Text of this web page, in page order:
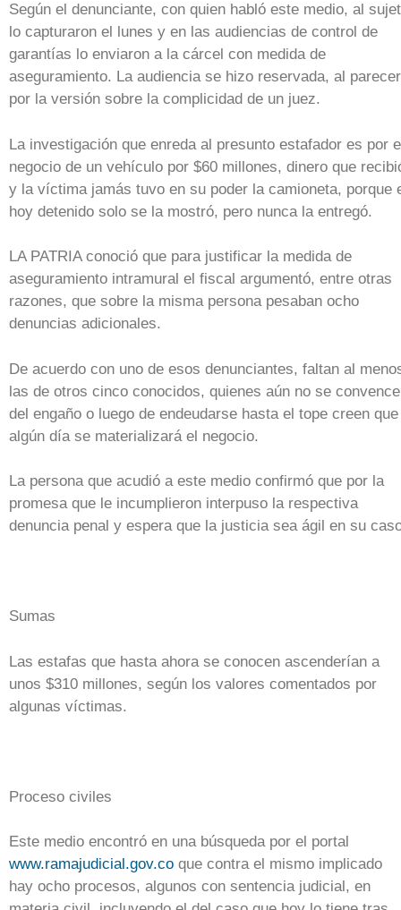
Según el denunciante, con quien habló este medio, al
lo capturaron el lunes y en las audiencias de control de
garantías lo enviaron a la cárcel con medida de
aseguramiento. La audiencia se hizo reservada, al parecer
por la versión sobre la complicidad de un juez.
La investigación que enreda al presunto estafador es por
negocio de un vehículo por $60 millones, dinero que
y la víctima jamás tuvo en su poder la camioneta, porque
hoy detenido solo se la mostró, pero nunca la entregó.
LA PATRIA conoció que para justificar la medida de
aseguramiento intramural el fiscal argumentó, entre otras
razones, que sobre la misma persona pesaban ocho
denuncias adicionales.
De acuerdo con uno de esos denunciantes, faltan al
las de otros cinco conocidos, quienes aún no se
del engaño o luego de endeudarse hasta el tope creen que
algún día se materializará el negocio.
La persona que acudió a este medio confirmó que por la
promesa que le incumplieron interpuso la respectiva
denuncia penal y espera que la justicia sea ágil en su
Sumas
Las estafas que hasta ahora se conocen ascenderían a
unos $310 millones, según los valores comentados por
algunas víctimas.
Proceso civiles
Este medio encontró en una búsqueda por el portal
www.ramajudicial.gov.co que contra el mismo implicado
hay ocho procesos, algunos con sentencia judicial, en